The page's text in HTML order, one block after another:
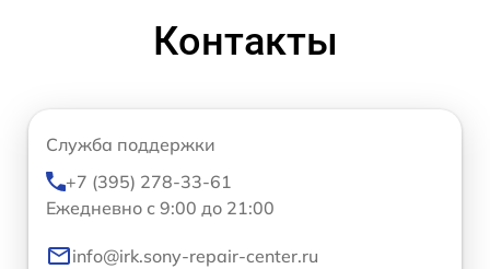
Контакты
Служба поддержки
+7 (395) 278-33-61
Ежедневно с 9:00 до 21:00
info@irk.sony-repair-center.ru